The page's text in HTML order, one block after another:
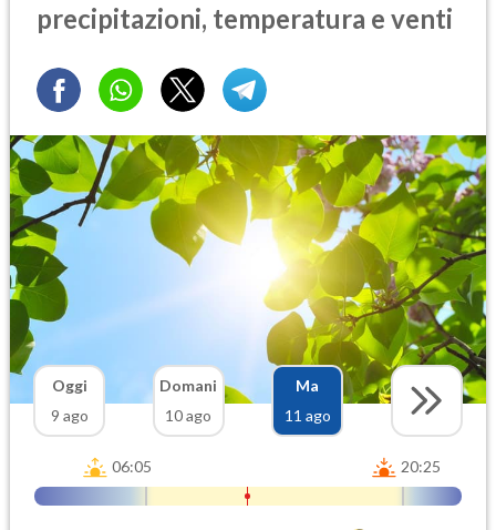
precipitazioni, temperatura e venti
Oggi
9 ago
Domani
10 ago
Ma
11 ago
06:05 20:25